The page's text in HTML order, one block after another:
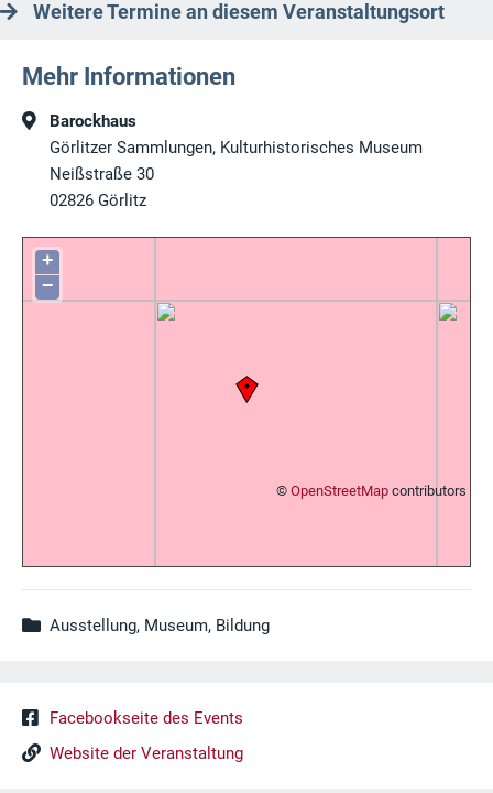
Weitere Termine an diesem Veranstaltungsort
Mehr Informationen
Barockhaus
Görlitzer Sammlungen, Kulturhistorisches Museum
Neißstraße 30
02826 Görlitz
+
−
© OpenStreetMap contributors
Ausstellung, Museum, Bildung
Facebookseite des Events
Website der Veranstaltung